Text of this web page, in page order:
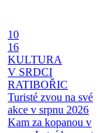
10
16
KULTURA
V SRDCI
RATIBOŘIC
Turisté zvou na své
akce v srpnu 2026
Kam za kopanou v